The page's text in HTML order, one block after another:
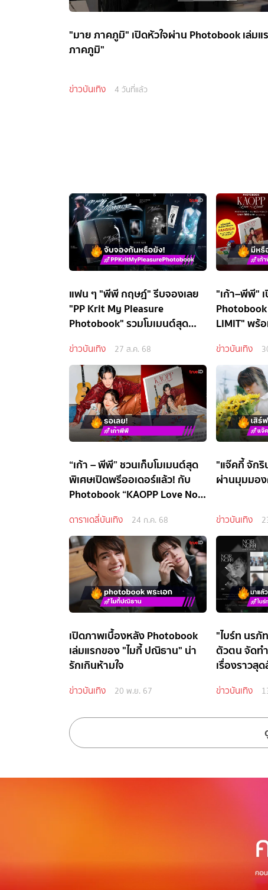
"มาย ภาคภูมิ" เปิดหัวใจผ่าน Photobook เล่มแ
ภาคภูมิ"
ข่าวบันเทิง 4 วันที่แล้ว
แฟน ๆ "พีพี กฤษฏ์" รีบจองเลย
"PP Krit My Pleasure
Photobook" รวมโมเมนต์สุด
ข่าวบันเทิง 27 ส.ค. 68
"เก้า–พีพี"
Photobook
LIMIT" พร้
ข่าวบันเทิง
“เก้า – พีพี” ชวนเก็บโมเมนต์สุด
พิเศษเปิดพรีออเดอร์แล้ว! กับ
Photobook “KAOPP Love No
ดาราเดลี่บันเทิง 24 ก.ค. 68
"แจ๊คกี้ จักริ
ผ่านมุมมอง
ข่าวบันเทิง
เปิดภาพเบื้องหลัง Photobook
เล่มแรกของ "ไมกี้ ปณิธาน" น่า
รักเกินห้ามใจ
ข่าวบันเทิง 20 พ.ย. 67
"ไบร์ท นรภั
ตัวตน จัดท
เรื่องราวสุ
ข่าวบันเทิง